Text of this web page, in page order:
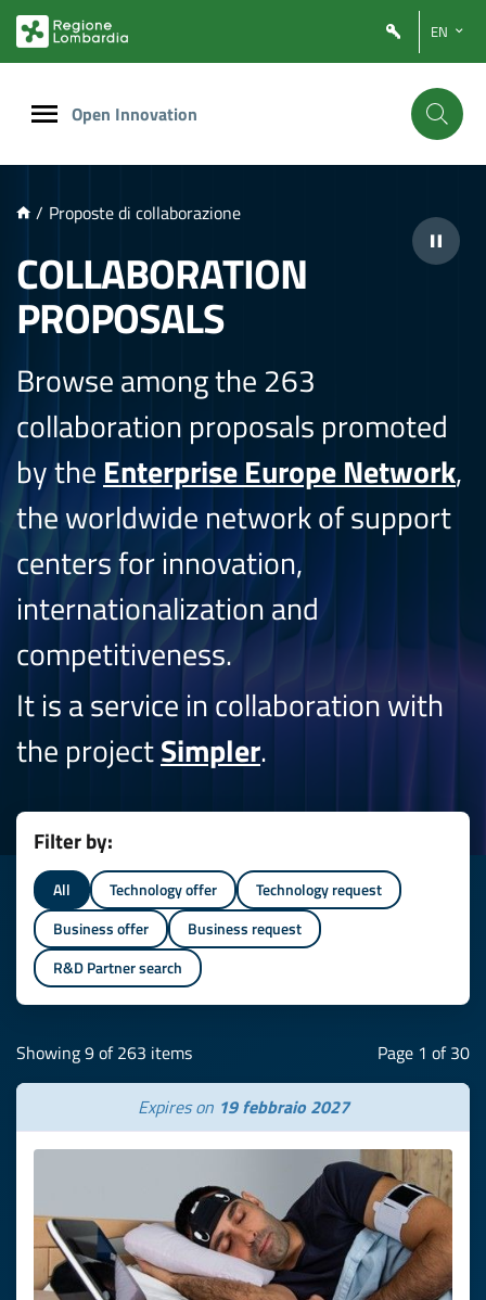
PRINCIPALE
EN
Open Innovation
/ Proposte di collaborazione
COLLABORATION
PROPOSALS
Browse among the 263
collaboration proposals promoted
by the Enterprise Europe Network,
the worldwide network of support
centers for innovation,
internationalization and
competitiveness.
It is a service in collaboration with
the projectSimpler.
Filter by:
All Technology offer
Technology request
Business offer
Business request
R&D Partner search
Showing 9 of 263 items Page 1 of 30
Expires on 19 febbraio 2027